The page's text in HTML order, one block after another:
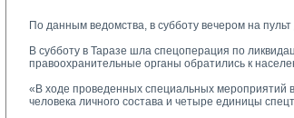
По данным ведомства, в субботу вечером на
В субботу в Таразе шла спецоперация по
правоохранительные органы обратились к
«В ходе проведенных специальных мероприятий
человека личного состава и четыре единицы